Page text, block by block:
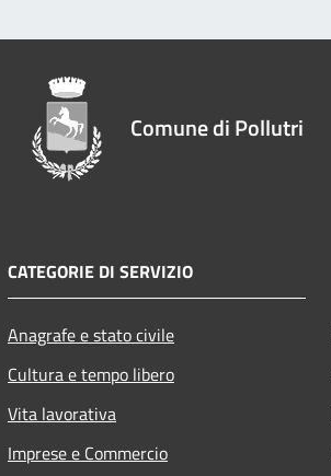
Comune di Pollutri
CATEGORIE DI SERVIZIO
Anagrafe e stato civile
Cultura e tempo libero
Vita lavorativa
Imprese e Commercio